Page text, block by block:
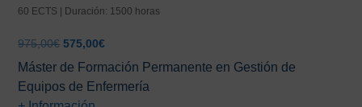
60 ECTS | Duración: 1500 horas
975,00€ El
precio
original
era:
575,00€El
precio
actual
es:
Máster de Formación Permanente en Gestión de
Equipos de Enfermería